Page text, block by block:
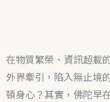
在物質繁榮、資訊超載
外界牽引，陷入無止境
頓身心？其實，佛陀早